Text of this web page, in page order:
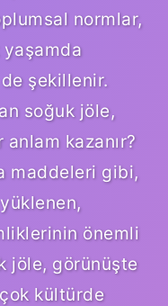
normlar,
de şekillenir.
soğuk jöle,
kazanır?
maddeleri gibi,
önemli
jöle, görünüşte
kültürde